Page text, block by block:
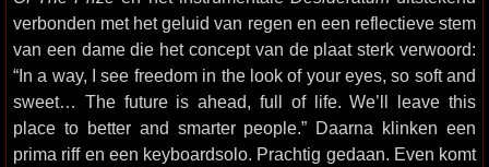
verbonden met het geluid van regen en een reflectieve stem
van een dame die het concept van de plaat sterk verwoord:
“In a way, I see freedom in the look of your eyes, so soft and
sweet… The future is ahead, full of life. We’ll leave this
place to better and smarter people.” Daarna klinken een
prima riff en een keyboardsolo. Prachtig gedaan. Even komt